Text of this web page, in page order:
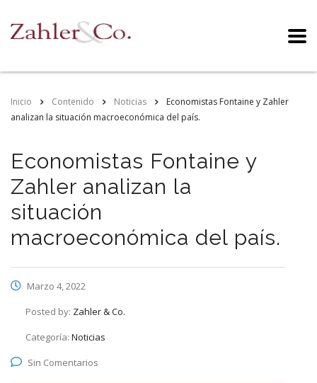
Inicio Contenido Noticias
Economistas Fontaine y Zahler
analizan la situación macroeconómica del país.
Economistas Fontaine y
Zahler analizan la
situación
macroeconómica del país.
Marzo 4, 2022
Posted by: Zahler & Co.
Categoría: Noticias
Sin Comentarios